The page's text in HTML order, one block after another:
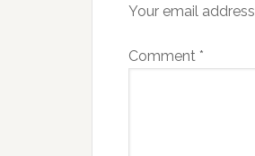
Your email
Comment *